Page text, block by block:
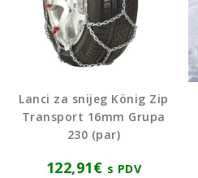
Lanci za snijeg König Zip
Transport 16mm Grupa
230 (par)
122,91€ s PDV